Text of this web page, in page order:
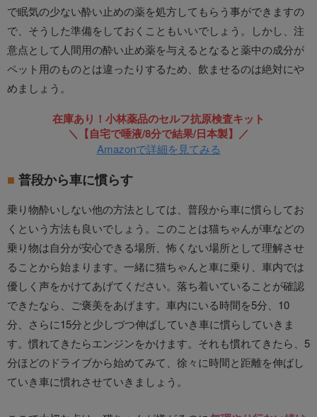
で眠気の少ない酔い止めの薬を処方してもらう事ができますの
で、そうした準備をしておくこともいいでしょう。しかし、注
意点として人間用の酔い止め薬を与えるとなると薬中の成分が
ペット用のものとは違ったりするため、飲ませるのは絶対にや
めましょう。
在庫あり！小林薬品のセルフ抗原検査キット
＼【自宅で唾液/8分で結果/日本製】／
Amazonで詳細を見てみる
普段から車に慣らす
乗り物酔いしない他の方法としては、普段から車に慣らしてお
くという方法も良いでしょう。このことは猫ちゃんが車などの
乗り物は自分が安心できる場所、怖くない場所として理解させ
ることから始まります。一緒に猫ちゃんと車に乗り、車内では
優しく声をかけてあげてください。落ち着いていることが確認
できたなら、ご褒美をあげます。車内にいる時間を5分、10
分、さらに15分と少しづつ伸ばしていき車に慣らしていきま
す。慣れてきたらエンジンをかけます。それも慣れてきたら、5
分ほどのドライブから始めてみて、徐々に時間と距離を伸ばし
ていき車に慣れさせていきましょう。